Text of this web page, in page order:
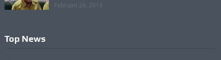
Februari 26, 2019
Top News